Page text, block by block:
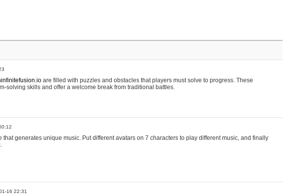
are filled with puzzles and obstacles that players must solve to progress. These
solving skills and offer a welcome break from traditional battles.
that generates unique music. Put different avatars on 7 characters to play different music, and finally
16 22:31